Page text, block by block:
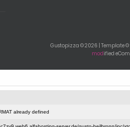
Gustopizza © 2026 | Template
modified
already defined